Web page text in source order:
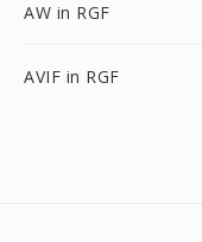
AW in RGF
AVIF in RGF